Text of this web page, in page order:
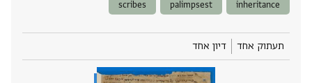
inheritance
palimpsest
scribes
תעתוק אחד דיון אחד